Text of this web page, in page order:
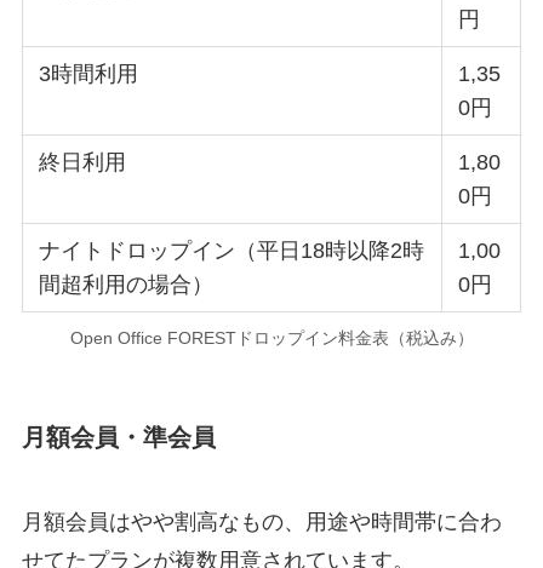
円
3時間利用
1,35
0円
終日利用
1,80
0円
ナイトドロップイン（平日18時以降2時
間超利用の場合）
1,00
0円
Open Office FORESTドロップイン料金表（税込み）
月額会員・準会員
月額会員はやや割高なもの、用途や時間帯に合わ
せてたプランが複数用意されています。